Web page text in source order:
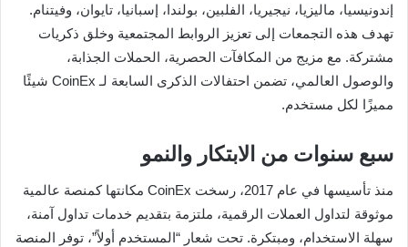
إندونيسيا، ماليزيا، نيجيريا، الفلبين، بولندا، إسبانيا، تايوان، وفيتنام.
تهدف هذه التجمعات إلى تعزيز الروابط المجتمعية وخلق ذكريات
مشتركة. مع مزيج من المكافآت الحصرية، الحملات الجذابة،
والوصول العالمي، تضمن احتفالات الذكرى السابعة لـ CoinEx شيئًا
مميزًا لكل مستخدم.
سبع سنوات من الابتكار والنمو
منذ تأسيسها في عام 2017، رسخت CoinEx مكانتها كمنصة عالمية
موثوقة لتداول العملات الرقمية، ملتزمة بتقديم خدمات تداول آمنة،
سهلة الاستخدام، ومبتكرة. تحت شعار “المستخدم أولاً”، توفر المنصة